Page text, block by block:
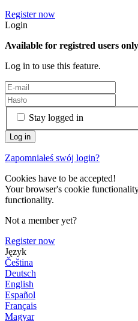
Register now
Login
Available for registred users only
Log in to use this feature.
Stay logged in
Zapomniałeś swój login?
Cookies have to be accepted!
Your browser's cookie
functionality.
Not a member yet?
Register now
Język
Čeština
Deutsch
English
Español
Français
Magyar